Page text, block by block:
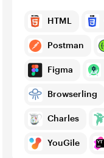
HTML
Postman
Figma
Browserling
Charles
YouGile